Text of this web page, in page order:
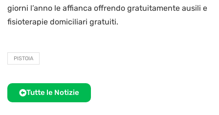
giorni l’anno le affianca offrendo gratuitamente ausili e
fisioterapie domiciliari gratuiti.
PISTOIA
Tutte le Notizie